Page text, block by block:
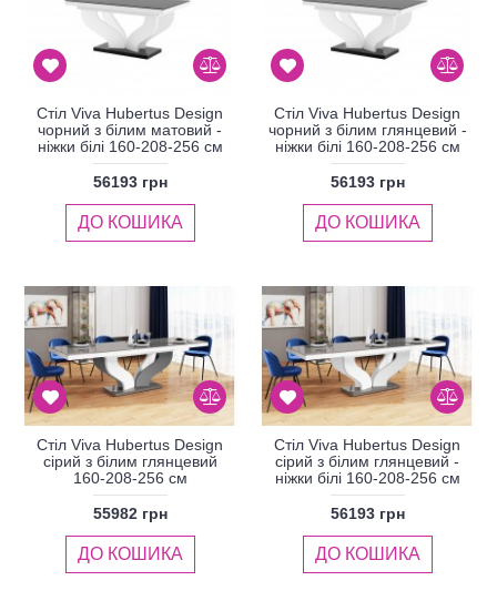
Стіл Viva Hubertus Design
чорний з білим матовий -
ніжки білі 160-208-256 см
56193 грн
ДО КОШИКА
Стіл Viva Hubertus Design
чорний з білим глянцевий -
ніжки білі 160-208-256 см
56193 грн
ДО КОШИКА
Стіл Viva Hubertus Design
сірий з білим глянцевий
160-208-256 см
55982 грн
ДО КОШИКА
Стіл Viva Hubertus Design
сірий з білим глянцевий -
ніжки білі 160-208-256 см
56193 грн
ДО КОШИКА